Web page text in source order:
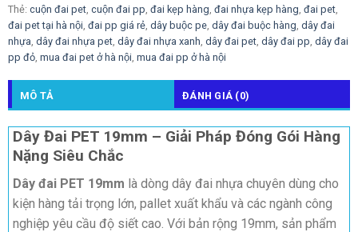
Thẻ: cuộn đai pet, cuộn đai pp, đai kẹp hàng, đai nhựa kẹp hàng, đai pet,
đai pet tại hà nội, đai pp giá rẻ, dây buộc pe, dây đai buộc hàng, dây đai
nhựa, dây đai nhựa pet, dây đai nhựa xanh, dây đai pet, dây đai pp, dây đai
pp đỏ, mua đai pet ở hà nội, mua đai pp ở hà nội
MÔ TẢ ĐÁNH GIÁ (0)
Dây Đai PET 19mm – Giải Pháp Đóng Gói Hàng
Nặng Siêu Chắc
Dây đai PET 19mm là dòng dây đai nhựa chuyên dùng cho
kiện hàng tải trọng lớn, pallet xuất khẩu và các ngành công
nghiệp yêu cầu độ siết cao. Với bản rộng 19mm, sản phẩm